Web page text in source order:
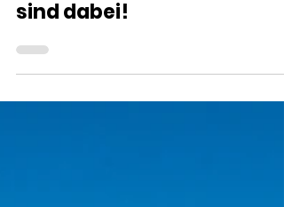
Tausende wollten, und wir
sind dabei!